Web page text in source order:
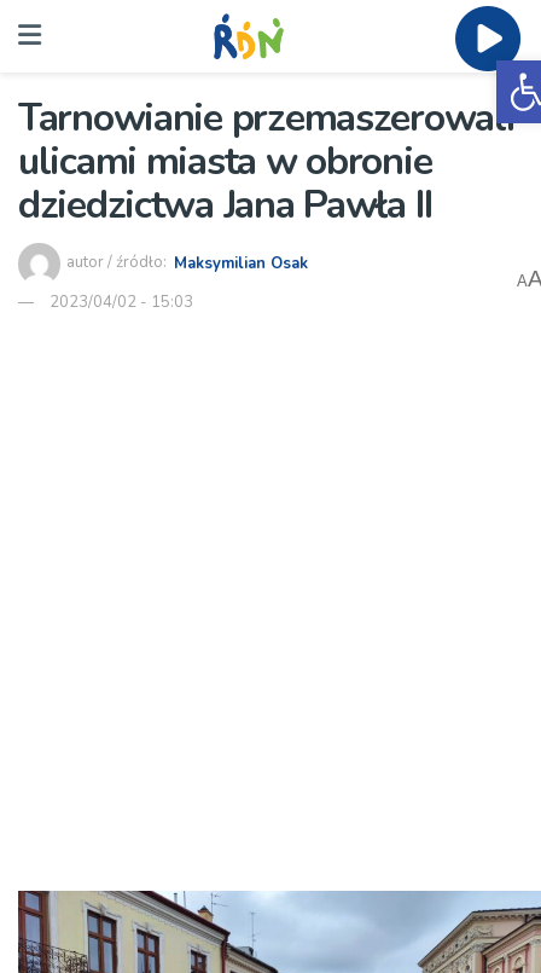
Tarnowianie przemaszerowali
ulicami miasta w obronie
dziedzictwa Jana Pawła II
autor / źródło: Maksymilian Osak
2023/04/02 - 15:03
A